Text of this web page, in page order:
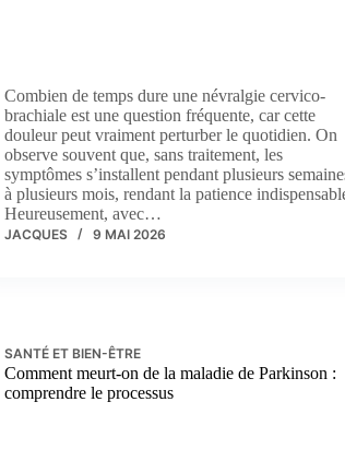
Combien de temps dure une névralgie cervico-
brachiale est une question fréquente, car cette
douleur peut vraiment perturber le quotidien. On
observe souvent que, sans traitement, les
symptômes s’installent pendant plusieurs
à plusieurs mois, rendant la patience
Heureusement, avec…
JACQUES 9 MAI 2026
SANTÉ ET BIEN-ÊTRE
Comment meurt-on de la maladie de Parkinson :
comprendre le processus